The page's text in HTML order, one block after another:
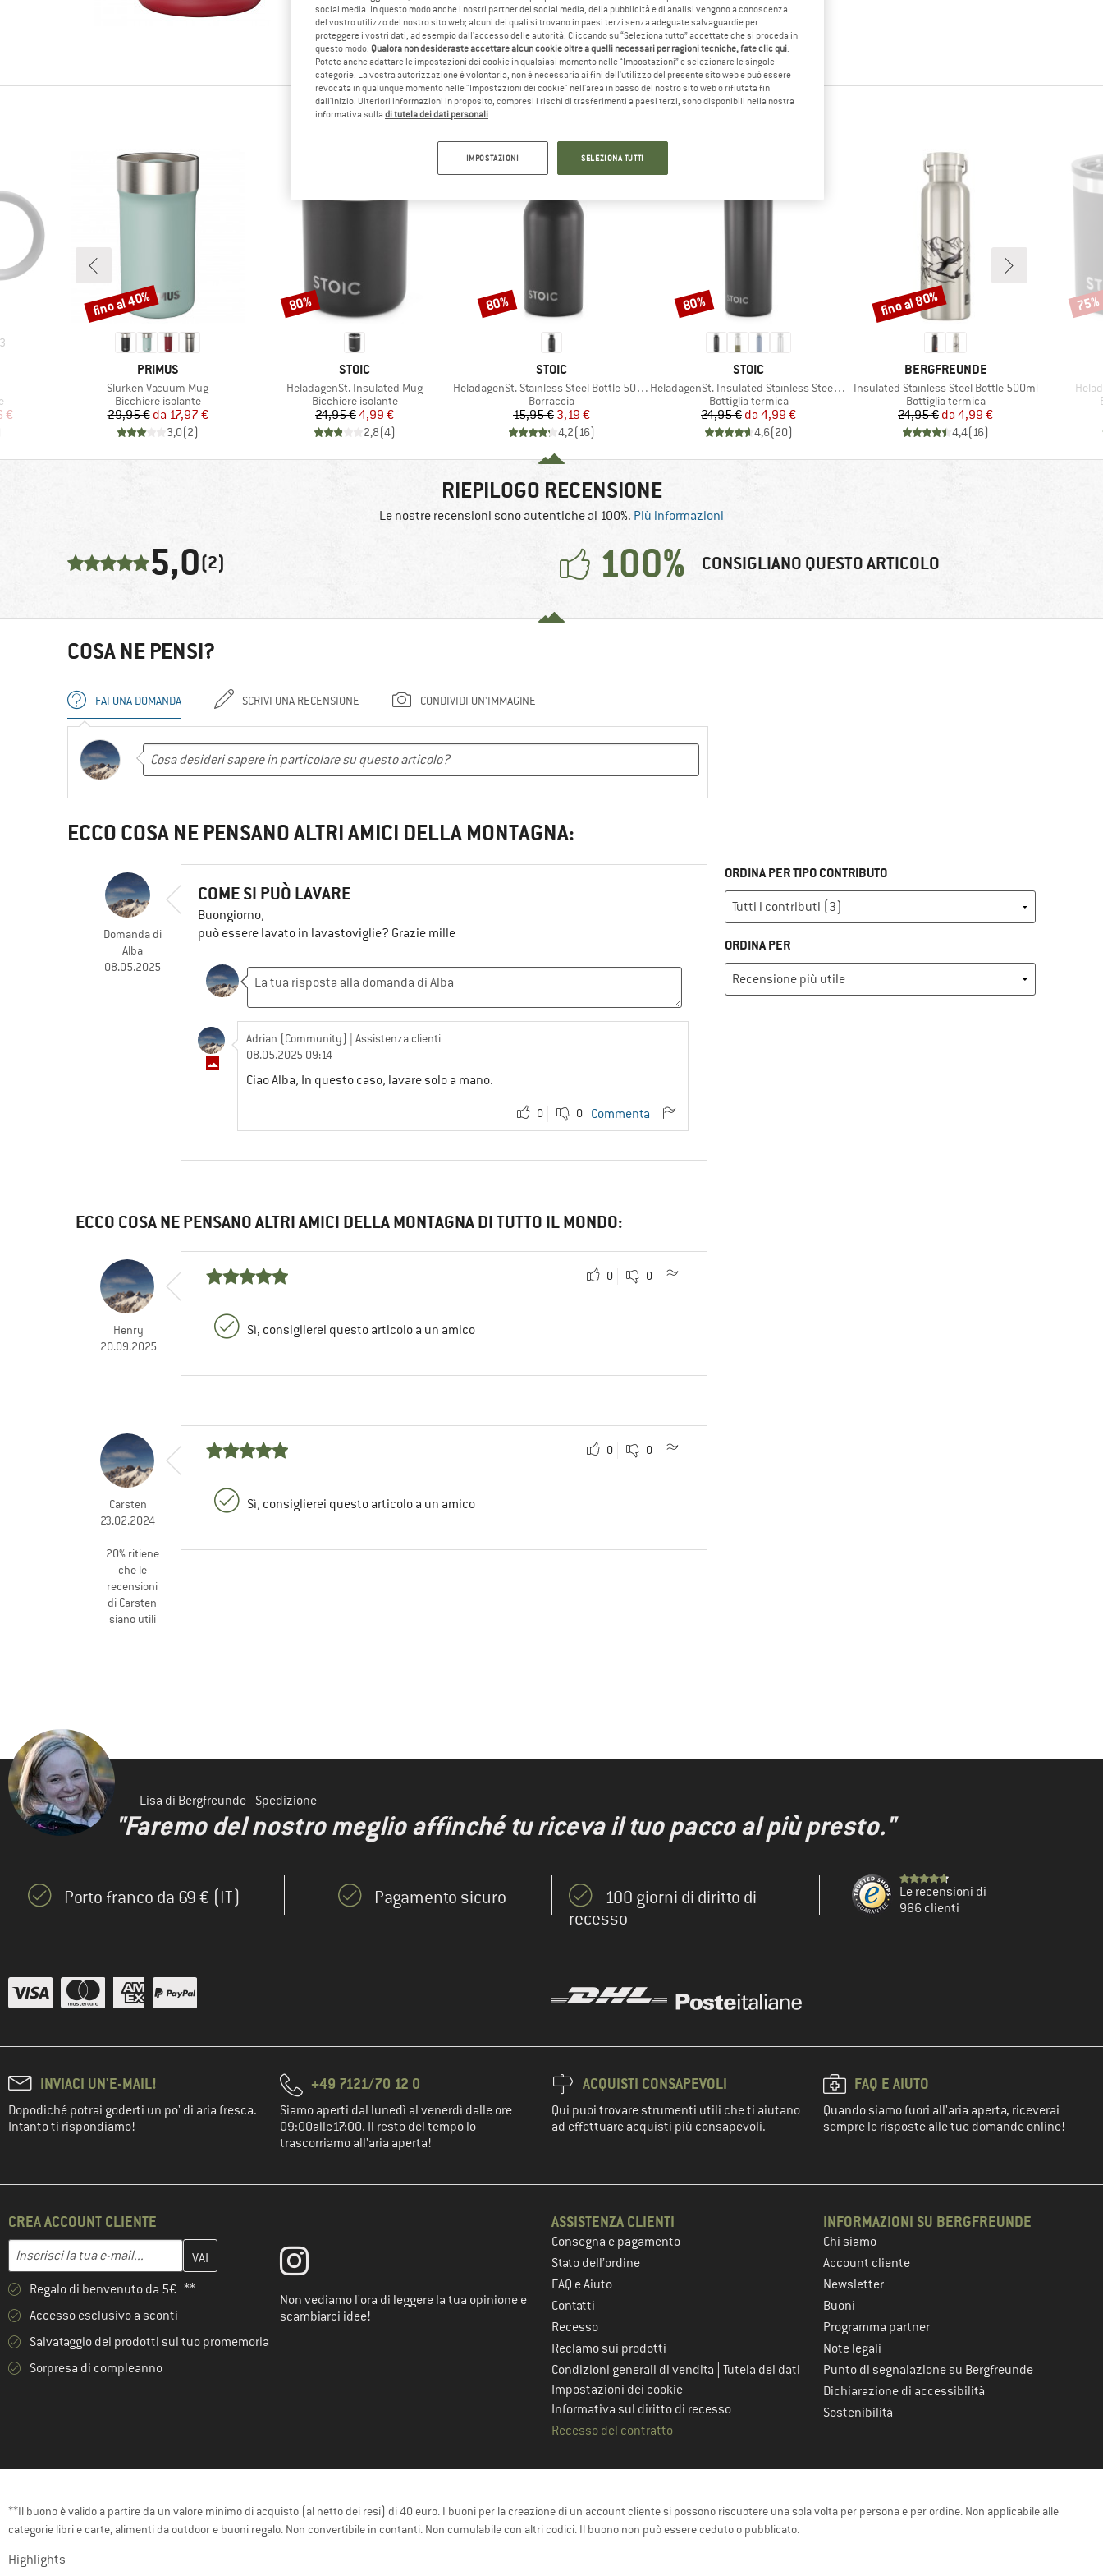
Altri amici della montagna non
vedono l'ora di leggere cosa ne pensi,
condividilo con loro!
LE PERSONE CHE HANNO VISUALIZZATO, HANNO ACQUISTATO
3
€
MARCHIO
PRIMUS
Articolo
Slurken Vacuum Mug
Gruppo di prodotti
Bicchiere isolante
Prezzo
29,95 € Prezzo ridotto
da 17,97 €
3,0(2)
Sconto
fino al 40%
MARCHIO
STOIC
Articolo
HeladagenSt. Insulated Mug
Gruppo di prodotti
Bicchiere isolante
Prezzo
24,95 €Prezzo ridotto
4,99 €
2,8(4)
Sconto
80%
MARCHIO
STOIC
Articolo
HeladagenSt. Stainless Steel Bottle 500ml
Gruppo di prodotti
Borraccia
Prezzo
15,95 €Prezzo ridotto
3,19 €
4,2(16)
Sconto
80%
MARCHIO
STOIC
Articolo
HeladagenSt. Insulated Stainless Steel Bottle 500
Gruppo di prodotti
Bottiglia termica
Prezzo
24,95 € Prezzo ridotto
da 4,99 €
4,6(20)
Sconto
80%
MARCHIO
BERGFREUNDE
Articolo
Insulated Stainless Steel Bottle 500ml
Gruppo di prodotti
Bottiglia termica
Prezzo
24,95 € Prezzo ridotto
da 4,99 €
4,4(16)
Sconto
fino al 80% 75%
RIEPILOGO RECENSIONE
Le nostre recensioni sono autentiche al 100%. Più informazioni
5,0(2) 100% CONSIGLIANO QUESTO ARTICOLO
COSA NE PENSI?
FAI UNA DOMANDA SCRIVI UNA RECENSIONE CONDIVIDI UN'IMMAGINE
ECCO COSA NE PENSANO ALTRI AMICI DELLA MONTAGNA:
Domandadi
Alba
08.05.2025
COME SI PUÒ LAVARE
Buongiorno,
può essere lavato in lavastoviglie? Grazie mille
Adrian (Community)
| Assistenza clienti
08.05.2025 09:14
Ciao Alba, In questo caso, lavare solo a mano.
0 0 Commenta
ECCO COSA NE PENSANO ALTRI AMICI DELLA MONTAGNA DI TUTTO IL MONDO:
Henry
20.09.2025
0 0
Sì, consiglierei questo articolo a un amico
Carsten
23.02.2024
20% ritiene
che le
recensioni
di Carsten
siano utili
0 0
Sì, consiglierei questo articolo a un amico
ORDINA PER TIPO CONTRIBUTO
ORDINA PER
Lisa di Bergfreunde - Spedizione
"Faremo del nostro meglio affinché tu riceva il tuo pacco al più presto."
Porto franco da 69 € (IT) Pagamento sicuro
100 giorni di diritto di
recesso
Le recensioni di
986 clienti
INVIACI UN'E-MAIL!
Dopodiché potrai goderti un po' di aria fresca.
Intanto ti rispondiamo!
+49 7121/70 12 0
Siamo aperti dal lunedì al venerdì dalle ore
09:00alle17:00. Il resto del tempo lo
trascorriamo all'aria aperta!
ACQUISTI CONSAPEVOLI
Qui puoi trovare strumenti utili che ti aiutano
ad effettuare acquisti più consapevoli.
FAQ E AIUTO
Quando siamo fuori all'aria aperta, riceverai
sempre le risposte alle tue domande online!
CREA ACCOUNT CLIENTE
Indirizzo e-mail
Inserisci qui il tuo indirizzo e-mail e crea il tuo account cliente nel passaggio successivo
Regalo di benvenuto da 5€ **
Accesso esclusivo a sconti
Salvataggio dei prodotti sul tuo promemoria
Sorpresa di compleanno
Non vediamo l'ora di leggere la tua opinione e
scambiarci idee!
ASSISTENZA CLIENTI
Consegna e pagamento
Stato dell’ordine
FAQ e Aiuto
Contatti
Recesso
Reclamo sui prodotti
Condizioni generali di vendita Tutela dei dati
Impostazioni dei cookie
Informativa sul diritto di recesso
Recesso del contratto
INFORMAZIONI SU BERGFREUNDE
Chi siamo
Account cliente
Newsletter
Buoni
Programma partner
Note legali
Punto di segnalazione su Bergfreunde
Dichiarazione di accessibilità
Sostenibilità
**Il buono è valido a partire da un valore minimo di acquisto (al netto dei resi) di 40 euro. I buoni per la creazione di un account cliente si possono riscuotere una sola volta per persona e per ordine. Non applicabile alle
categorie libri e carte, alimenti da outdoor e buoni regalo. Non convertibile in contanti. Non cumulabile con altri codici. Il buono non può essere ceduto o pubblicato.
Highlights
social media. In questo modo anche i nostri partner dei social media, della pubblicità e di analisi vengono a conoscenza
del vostro utilizzo del nostro sito web; alcuni dei quali si trovano in paesi terzi senza adeguate salvaguardie per
proteggere i vostri dati, ad esempio dall'accesso delle autorità. Cliccando su “Seleziona tutto” accettate che si proceda in
questo modo. Qualora non desideraste accettare alcun cookie oltre a quelli necessari per ragioni tecniche, fate clic qui
Potete anche adattare le impostazioni dei cookie in qualsiasi momento nelle “Impostazioni” e selezionare le singole
categorie. La vostra autorizzazione è volontaria, non è necessaria ai fini dell'utilizzo del presente sito web e può essere
revocata in qualunque momento nelle "Impostazioni dei cookie" nell'area in basso del nostro sito web o rifiutata fin
dall'inizio. Ulteriori informazioni in proposito, compresi i rischi di trasferimenti a paesi terzi, sono disponibili nella nostra
informativa sulla di tutela dei dati personali
IMPOSTAZIONI SELEZIONA TUTTI